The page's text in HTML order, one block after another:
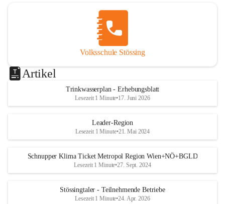
Volksschule Stössing
Artikel
Trinkwasserplan - Erhebungsblatt
Lesezeit 1 Minute•17. Juni 2026
Leader-Region
Lesezeit 1 Minute•21. Mai 2024
Schnupper Klima Ticket Metropol Region Wien+NÖ+BGLD
Lesezeit 1 Minute•27. Sept. 2024
Stössingtaler - Teilnehmende Betriebe
Lesezeit 1 Minute•24. Apr. 2026